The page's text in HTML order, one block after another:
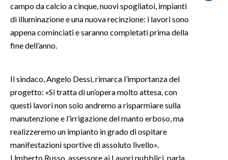
SARDEGNA TURISMO
SARDI NEL MONDO
#CARAUNIONE
3 MINUTI CON
campo da calcio a cinque, nuovi spogliatoi, impianti
di illuminazione e una nuova recinzione: i lavori sono
appena cominciati e saranno completati prima della
fine dell’anno.
Il sindaco, Angelo Dessì, rimarca l’importanza del
progetto: «Si tratta di un’opera molto attesa, con
questi lavori non solo andremo a risparmiare sulla
manutenzione e l’irrigazione del manto erboso, ma
realizzeremo un impianto in grado di ospitare
manifestazioni sportive di assoluto livello».
Umberto Russo, assessore ai Lavori pubblici, parla